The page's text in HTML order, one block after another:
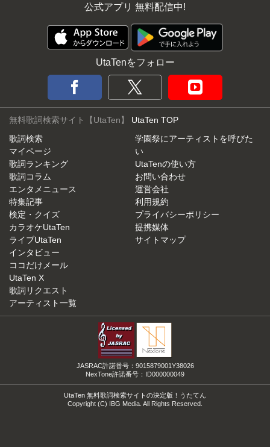
公式アプリ 無料配信中!
UtaTenをフォロー
無料歌詞検索サイト【UtaTen】 UtaTen TOP
歌詞検索
マイページ
歌詞ランキング
歌詞コラム
エンタメニュース
特集記事
検定・クイズ
カラオケUtaTen
ライブUtaTen
インタビュー
ココだけメール
UtaTen X
歌詞リクエスト
アーティスト一覧
学園祭にアーティストを呼びた
い
UtaTenの使い方
お問い合わせ
運営会社
利用規約
プライバシーポリシー
提携媒体
サイトマップ
JASRAC許諾番号：9015879001Y38026
NexTone許諾番号：ID000000049
UtaTen 無料歌詞検索サイトの決定版！うたてん
Copyright (C) IBG Media. All Rights Reserved.